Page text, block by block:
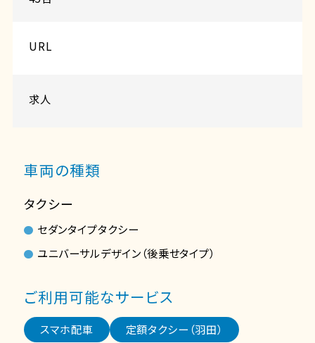
URL
求人
車両の種類
タクシー
セダンタイプタクシー
ユニバーサルデザイン（後乗せタイプ）
ご利用可能なサービス
スマホ配車 定額タクシー（羽田）